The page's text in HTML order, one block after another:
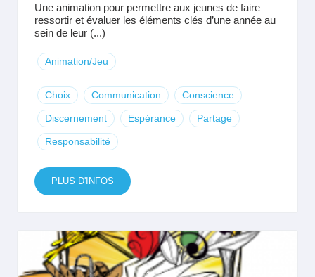
Une animation pour permettre aux jeunes de faire
ressortir et évaluer les éléments clés d’une année au
sein de leur (...)
Animation/Jeu
Choix Communication Conscience
Discernement Espérance Partage
Responsabilité
PLUS D'INFOS